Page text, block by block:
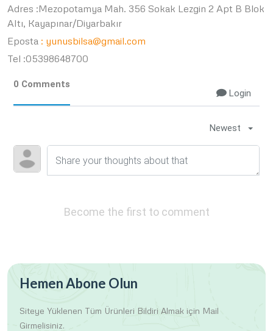
Adres :Mezopotamya Mah. 356 Sokak Lezgin 2 Apt B Blok
Altı, Kayapınar/Diyarbakır
Eposta : yunusbilsa@gmail.com
Tel :05398648700
0 Comments
Login
Newest
Become the first to comment
Hemen Abone Olun
Siteye Yüklenen Tüm Ürünleri Bildiri Almak için Mail
Girmelisiniz.